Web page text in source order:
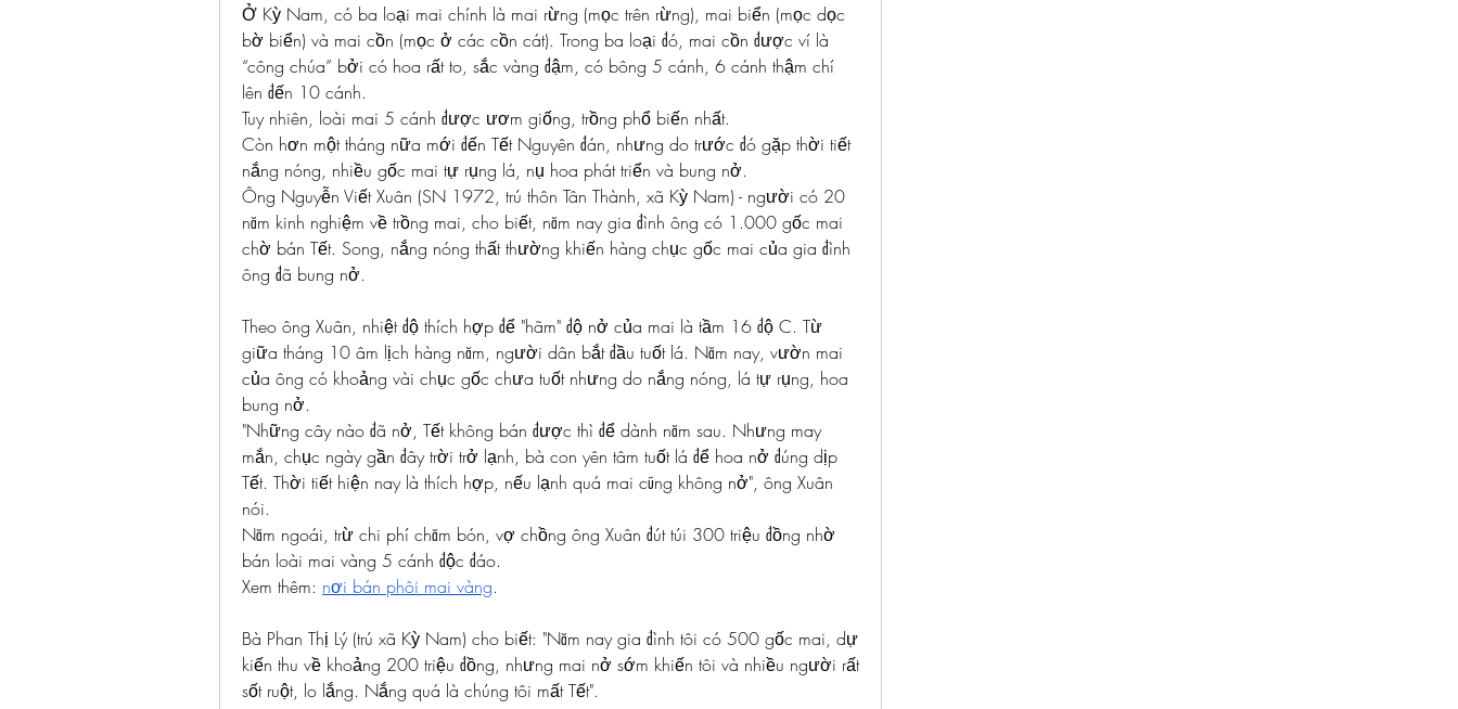
Ở Kỳ Nam, có ba loại mai chính là mai rừng (mọc trên rừng), mai biển (mọc dọc
bờ biển) và mai cồn (mọc ở các cồn cát). Trong ba loại đó, mai cồn được ví là
“công chúa” bởi có hoa rất to, sắc vàng đậm, có bông 5 cánh, 6 cánh thậm chí
lên đến 10 cánh.
Tuy nhiên, loài mai 5 cánh được ươm giống, trồng phổ biến nhất.
Còn hơn một tháng nữa mới đến Tết Nguyên đán, nhưng do trước đó gặp thời tiết
nắng nóng, nhiều gốc mai tự rụng lá, nụ hoa phát triển và bung nở.
Ông Nguyễn Viết Xuân (SN 1972, trú thôn Tân Thành, xã Kỳ Nam) - người có 20
năm kinh nghiệm về trồng mai, cho biết, năm nay gia đình ông có 1.000 gốc mai
chờ bán Tết. Song, nắng nóng thất thường khiến hàng chục gốc mai của gia đình
ông đã bung nở.
Theo ông Xuân, nhiệt độ thích hợp để "hãm" độ nở của mai là tầm 16 độ C. Từ
giữa tháng 10 âm lịch hàng năm, người dân bắt đầu tuốt lá. Năm nay, vườn mai
của ông có khoảng vài chục gốc chưa tuốt nhưng do nắng nóng, lá tự rụng, hoa
bung nở.
"Những cây nào đã nở, Tết không bán được thì để dành năm sau. Nhưng may
mắn, chục ngày gần đây trời trở lạnh, bà con yên tâm tuốt lá để hoa nở đúng dịp
Tết. Thời tiết hiện nay là thích hợp, nếu lạnh quá mai cũng không nở", ông Xuân
nói.
Năm ngoái, trừ chi phí chăm bón, vợ chồng ông Xuân đút túi 300 triệu đồng nhờ
bán loài mai vàng 5 cánh độc đáo.
Xem thêm: nơi bán phôi mai vàng.
Bà Phan Thị Lý (trú xã Kỳ Nam) cho biết: "Năm nay gia đình tôi có 500 gốc mai, dự
kiến thu về khoảng 200 triệu đồng, nhưng mai nở sớm khiến tôi và nhiều người rất
sốt ruột, lo lắng. Nắng quá là chúng tôi mất Tết".